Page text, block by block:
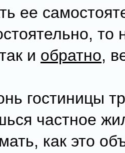
ее
то
и обратно,
гостиницы
частное
как это